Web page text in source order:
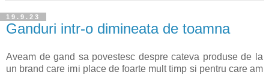
19.9.23
Ganduri intr-o dimineata de toamna
Aveam de gand sa povestesc despre cateva produse de la
un brand care imi place de foarte mult timp si pentru care am